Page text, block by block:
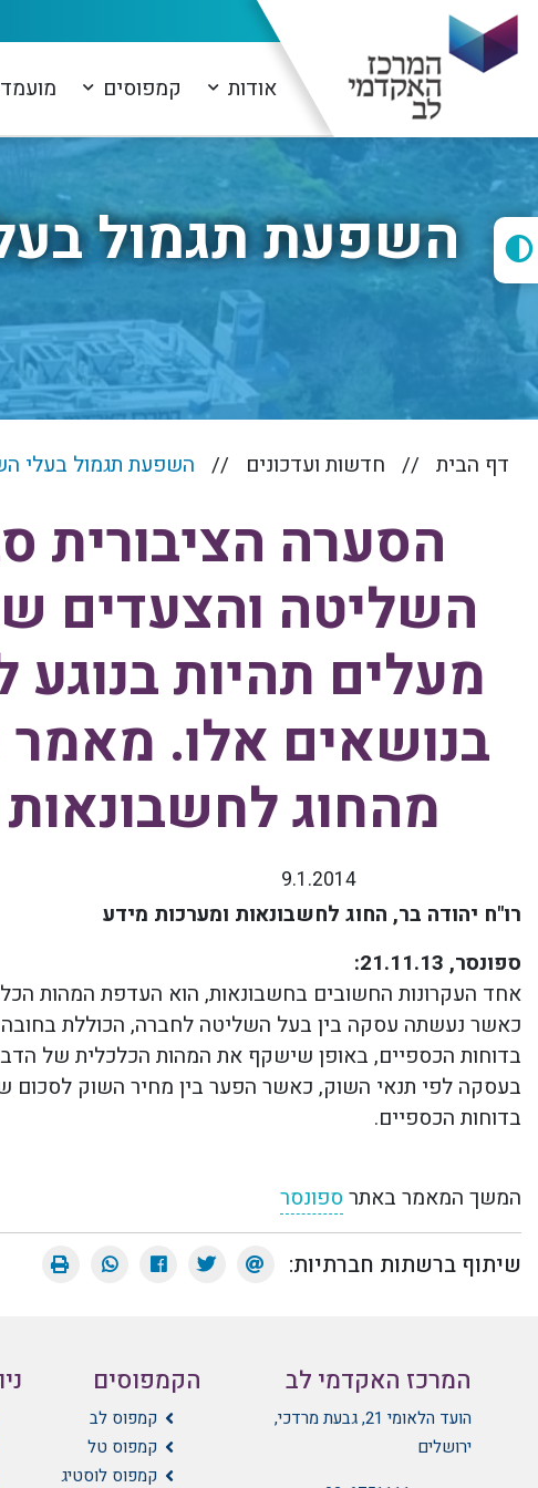
אודות קמפוסים
השפעת תגמול
דף הבית חדשות ועדכונים השפעת תגמול בעלי
הסערה הציבורית
השליטה והצעדים
מעלים תהיות בנוגע
בנושאים אלו. מאמר
מהחוג
9.1.2014
רו"ח יהודה בר, החוג לחשבונאות ומערכות מידע
ספונסר, 21.11.13
:
אחד העקרונות החשובים בחשבונאות, הוא העדפת המהות
כאשר נעשתה עסקה בין בעל השליטה לחברה, הכוללת
בדוחות הכספיים, באופן שישקף את המהות הכלכלית של
בעסקה לפי תנאי השוק, כאשר הפער בין מחיר השוק לסכום
בדוחות הכספיים.
המשך המאמר באתר ספונסר
שיתוף ברשתות חברתיות:
המרכז האקדמי לב
הועד הלאומי 21, גבעת מרדכי,
ירושלים
הקמפוסים
קמפוס לב
קמפוס טל
קמפוס לוסטיג